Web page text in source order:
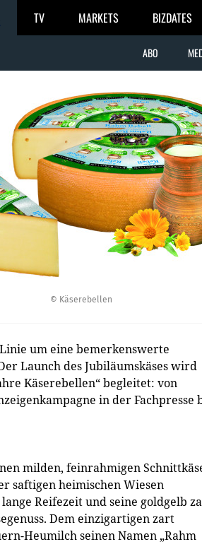
TV MARKETS BIZDATES
ABO
© Käserebellen
um eine bemerkenswerte
Launch des Jubiläumskäses wird
Käserebellen“ begleitet: von
in der Fachpresse
milden, feinrahmigen
saftigen heimischen Wiesen
Reifezeit und seine goldgelb
Dem einzigartigen zart
Heumilch seinen Namen „Rahm